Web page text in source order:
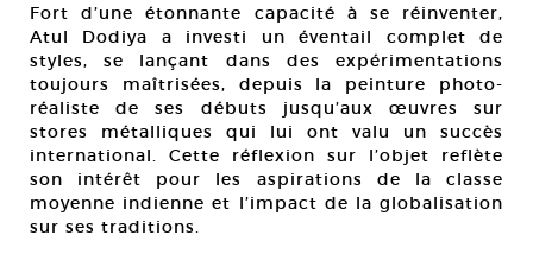
Fort d’une étonnante capacité à se réinventer,
Atul Dodiya a investi un éventail complet de
styles, se lançant dans des expérimentations
toujours maîtrisées, depuis la peinture photo-
réaliste de ses débuts jusqu’aux œuvres sur
stores métalliques qui lui ont valu un succès
international. Cette réflexion sur l’objet reflète
son intérêt pour les aspirations de la classe
moyenne indienne et l’impact de la globalisation
sur ses traditions.